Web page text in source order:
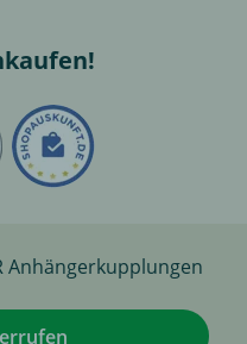
Anhängerkupplungen